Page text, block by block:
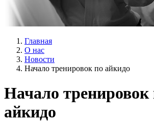
Главная
О нас
Новости
Начало тренировок по айкидо
Начало тренировок
айкидо